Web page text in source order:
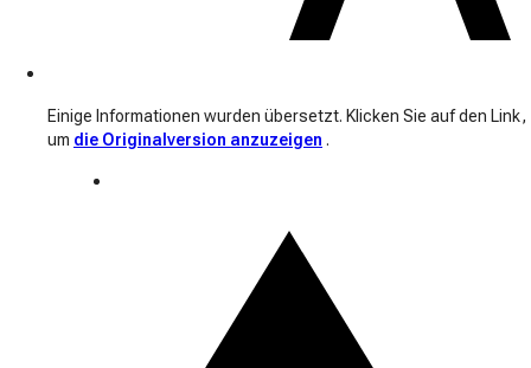
Einige Informationen wurden übersetzt. Klicken Sie auf den Link,
um die Originalversion anzuzeigen .